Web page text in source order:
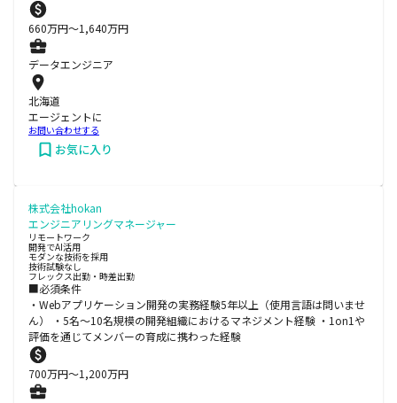
660万円〜1,640万円
データエンジニア
北海道
エージェントに
お問い合わせする
お気に入り
株式会社hokan
エンジニアリングマネージャー
リモートワーク
開発でAI活用
モダンな技術を採用
技術試験なし
フレックス出勤・時差出勤
■必須条件
・Webアプリケーション開発の実務経験5年以上（使用言語は問いませ
ん） ・5名〜10名規模の開発組織におけるマネジメント経験 ・1on1や
評価を通じてメンバーの育成に携わった経験
700万円〜1,200万円